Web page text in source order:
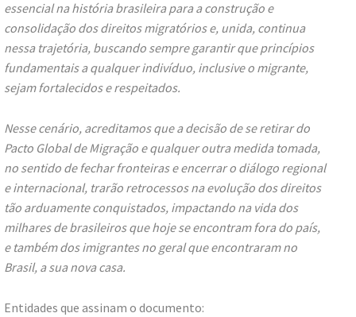
essencial na história brasileira para a construção e
consolidação dos direitos migratórios e, unida, continua
nessa trajetória, buscando sempre garantir que princípios
fundamentais a qualquer indivíduo, inclusive o migrante,
sejam fortalecidos e respeitados.
Nesse cenário, acreditamos que a decisão de se retirar do
Pacto Global de Migração e qualquer outra medida tomada,
no sentido de fechar fronteiras e encerrar o diálogo regional
e internacional, trarão retrocessos na evolução dos direitos
tão arduamente conquistados, impactando na vida dos
milhares de brasileiros que hoje se encontram fora do país,
e também dos imigrantes no geral que encontraram no
Brasil, a sua nova casa.
Entidades que assinam o documento: